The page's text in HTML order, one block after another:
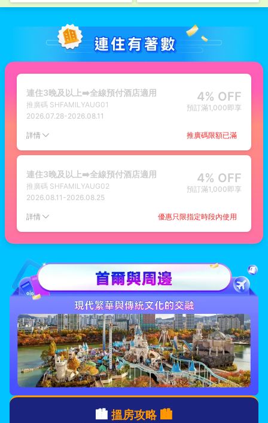
連住3晚及以上➡️全線預付酒店適用
推廣碼 SHFAMILYAUG01
2026.07.28-2026.08.11
4% OFF
預訂滿1,000即享
詳情 推廣碼限額已滿
連住3晚及以上➡️全線預付酒店適用
推廣碼 SHFAMILYAUG02
2026.08.11 -2026.08.25
4% OFF
預訂滿1,000即享
詳情 優惠只限指定時段內使用
🏙️ 搵房攻略 🏙️